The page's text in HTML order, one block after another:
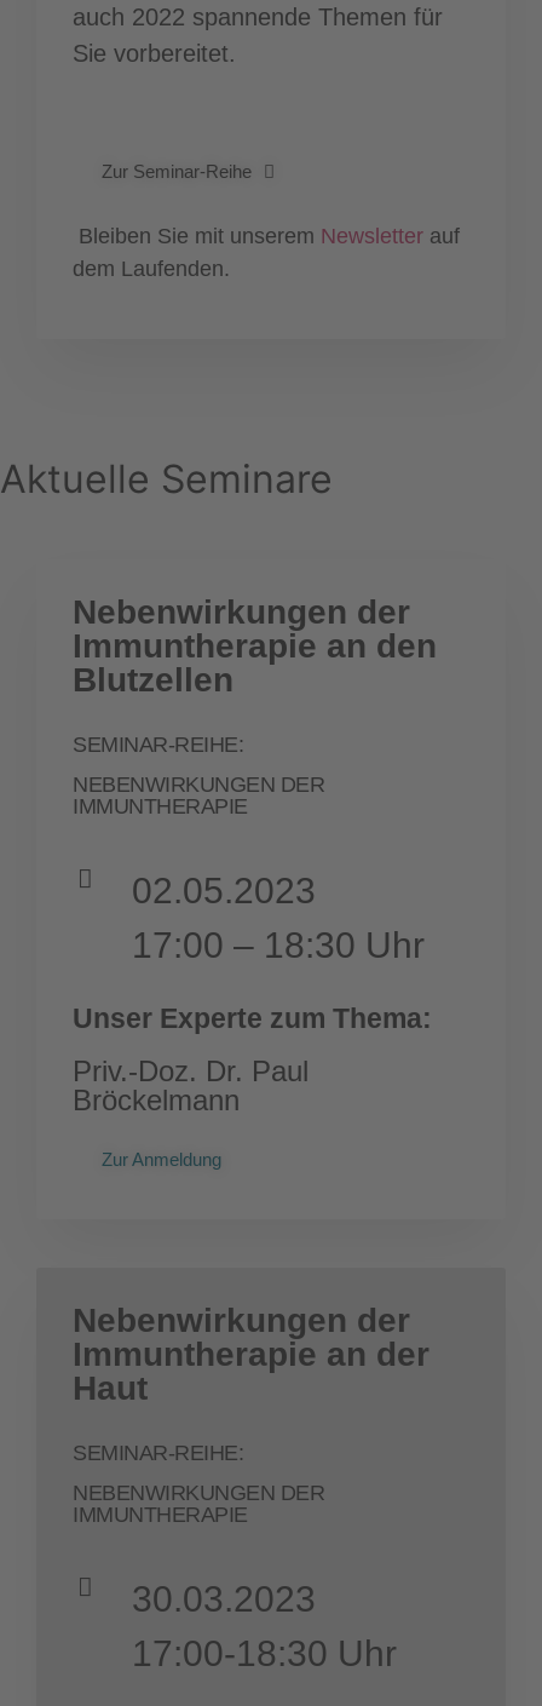
auch 2022 spannende Themen für
Sie vorbereitet.
Zur Seminar-Reihe
Bleiben Sie mit unserem Newsletter auf
dem Laufenden.
Aktuelle Seminare
Nebenwirkungen der
Immuntherapie an den
Blutzellen
SEMINAR-REIHE:
NEBENWIRKUNGEN DER
IMMUNTHERAPIE
02.05.2023
17:00 – 18:30 Uhr
Unser Experte zum Thema:
Priv.-Doz. Dr. Paul
Bröckelmann
Zur Anmeldung
Nebenwirkungen der
Immuntherapie an der
Haut
SEMINAR-REIHE:
NEBENWIRKUNGEN DER
IMMUNTHERAPIE
30.03.2023
17:00-18:30 Uhr